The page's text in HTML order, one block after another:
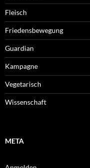
Fleisch
Friedensbewegung
Guardian
Kampagne
Vegetarisch
Wissenschaft
META